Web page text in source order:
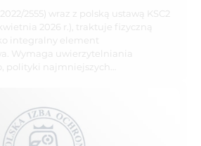
2555) wraz z polską ustawą KSC2
2026 r.), traktuje fizyczną
integralny element
Wymaga uwierzytelniania
polityki najmniejszych…